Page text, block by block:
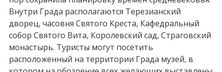
Внутри Града располагаются Терезианский
дворец, часовня Святого Креста, Кафедральный
собор Святого Вита, Королевский сад, Страговский
монастырь. Туристы могут посетить
расположенный на территории Града музей, в